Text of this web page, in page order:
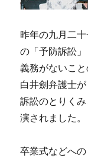
昨年の九月二
の「予防訴訟
義務がないこ
白井劍弁護士
訴訟のとりく
演されました。
卒業式などへ